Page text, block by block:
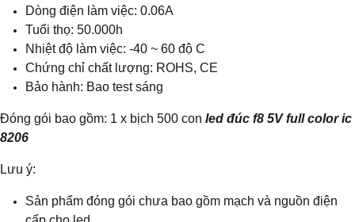
Dòng điện làm việc: 0.06A
Tuổi thọ: 50.000h
Nhiệt độ làm việc: -40 ~ 60 độ C
Chứng chỉ chất lượng: ROHS, CE
Bảo hành: Bao test sáng
​​Đóng gói bao gồm: 1 x bịch 500 con led đúc f8 5V full color ic
8206
Lưu ý:
Sản phẩm đóng gói chưa bao gồm mạch và nguồn điện